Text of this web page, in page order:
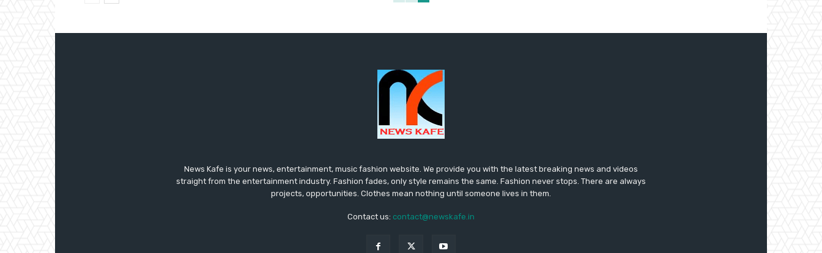
News Kafe is your news, entertainment, music fashion website. We provide you with the latest breaking news and videos
straight from the entertainment industry. Fashion fades, only style remains the same. Fashion never stops. There are always
projects, opportunities. Clothes mean nothing until someone lives in them.
Contact us: contact@newskafe.in